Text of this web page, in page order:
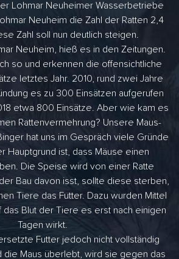
Lohmar Neuheimer Wasserbetriebe
Neuheim die Zahl der Ratten 2,4
Zahl soll nun deutlich steigen.
Neuheim, hieß es in den Zeitungen.
so und erkennen die offensichtliche
letztes Jahr. 2010, rund zwei Jahre
es zu 300 Einsätzen aufgerufen
etwa 800 Einsätze. Aber wie kam es
Rattenvermehrung? Unsere Maus-
hat uns im Gespräch viele Gründe
Hauptgrund ist, dass Mäuse einen
Die Speise wird von einer Ratte
Bau davon isst, sollte diese sterben,
Tiere das Futter. Dazu wurden Mittel
das Blut der Tiere es erst nach einigen
Tagen wirkt.
Futter jedoch nicht vollständig
die Maus überlebt, wird sie gegen das